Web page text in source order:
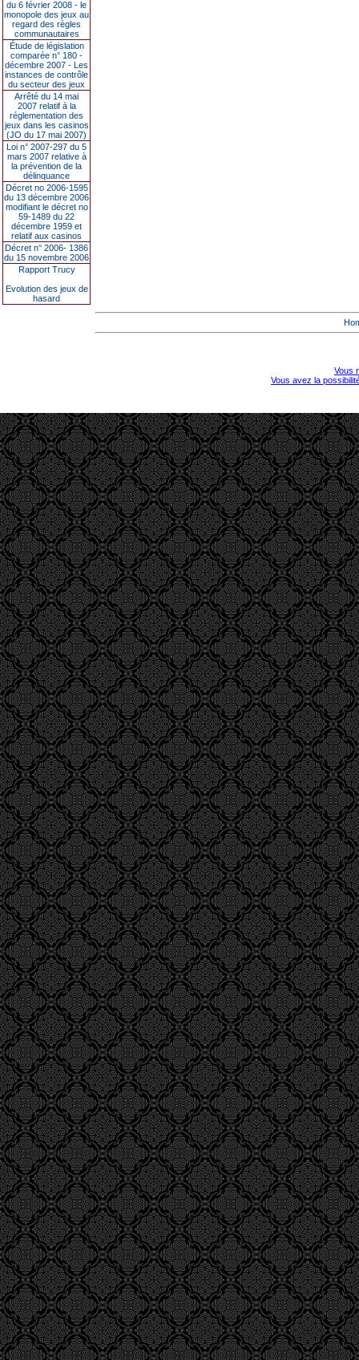
du 6 février 2008 - le
monopole des jeux au
regard des règles
communautaires
Étude de législation
comparée n° 180 -
décembre 2007 - Les
instances de contrôle
du secteur des jeux
Arrêté du 14 mai
2007 relatif à la
réglementation des
jeux dans les casinos
(JO du 17 mai 2007)
Loi n° 2007-297 du 5
mars 2007 relative à
la prévention de la
délinquance
Décret no 2006-1595
du 13 décembre 2006
modifiant le décret no
59-1489 du 22
décembre 1959 et
relatif aux casinos
Décret n° 2006- 1386
du 15 novembre 2006
Rapport Trucy
Evolution des jeux de
hasard
Vous
Vous avez la